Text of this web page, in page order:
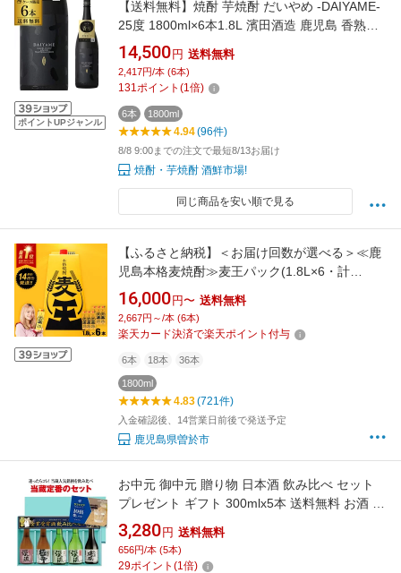
ポイントUPジャンル
【送料無料】焼酎 芋焼酎 だいやめ -DAIYAME-
25度 1800ml×6本1.8L 濱田酒造 鹿児島 香熟芋
黒麹 一升瓶 送料無料 金賞 IWSC 長S
14,500 円 送料無料
2,417円/本 (6本)
131ポイント (1倍)
6本 1800ml
4.94(96件)
8/8 9:00までの注文で最短8/13お届け
焼酎・芋焼酎 酒鮮市場!
同じ商品を安い順で見る
【ふるさと納税】＜お届け回数が選べる＞≪鹿
児島本格麦焼酎≫麦王パック(1.8L×6・計
10.8L/1.8L×6×3回/1.8L×6×6回) 焼酎 麦焼酎 本
格麦焼酎 ランキング 一位 獲得 入賞 定期便 麦
麦麹 酒 アルコール セット 詰め合わせ 【岩川醸
16,000 円〜 送料無料
2,667円～/本 (6本)
楽天カード決済で楽天ポイント付与
6本 18本 36本
1800ml
4.83(721件)
入金確認後、14営業日前後で発送予定
鹿児島県曽於市
お中元 御中元 贈り物 日本酒 飲み比べ セット
プレゼント ギフト 300mlx5本 送料無料 お酒 お
すすめ 人気 母の日 父の日 誕生日 内祝い 還暦
祝い【日本酒/焼酎年間1位】
3,280 円 送料無料
656円/本 (5本)
29ポイント (1倍)